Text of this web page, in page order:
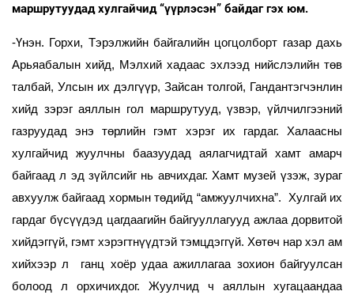
маршрутуудад хулгайчид “үүрлэсэн” байдаг гэх юм.
-Үнэн. Горхи, Тэрэлжийн байгалийн цогцолборт газар дахь
Арьяабалын хийд, Мэлхий хадаас эхлээд нийслэлийн төв
талбай, Улсын их дэлгүүр, Зайсан толгой, Гандантэгчэнлин
хийд зэрэг аяллын гол маршрутууд, үзвэр, үйлчилгээний
газруудад энэ төрлийн гэмт хэрэг их гардаг. Халаасны
хулгайчид жуулчны баазуудад аялагчидтай хамт амарч
байгаад л эд зүйлсийг нь авчихдаг. Хамт музей үзэж, зураг
авхуулж байгаад хормын төдийд “амжуулчихна”. Хулгай их
гардаг бүсүүдэд цагдаагийн байгууллагууд ажлаа дорвитой
хийдэггүй, гэмт хэрэгтнүүдтэй тэмцдэггүй. Хөтөч нар хэл ам
хийхээр л ганц хоёр удаа ажиллагаа зохион байгуулсан
болоод л орхичихдог. Жуулчид ч аяллын хугацаандаа